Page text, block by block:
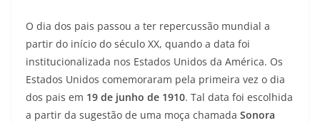
O dia dos pais passou a ter repercussão mundial a
partir do início do século XX, quando a data foi
institucionalizada nos Estados Unidos da América. Os
Estados Unidos comemoraram pela primeira vez o dia
dos pais em 19 de junho de 1910. Tal data foi escolhida
a partir da sugestão de uma moça chamada Sonora